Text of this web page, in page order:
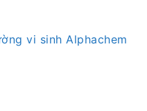
vi sinh Alphachem